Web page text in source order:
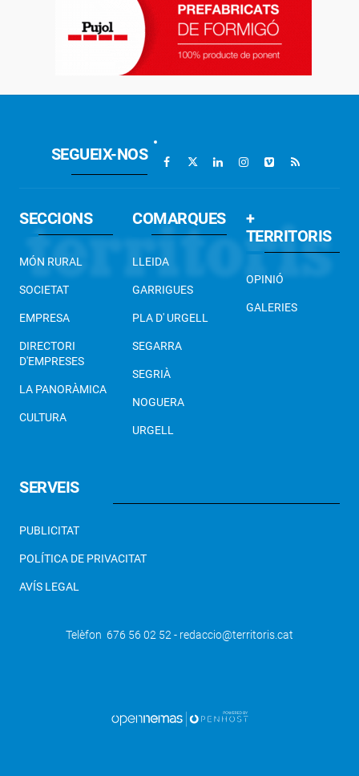
SEGUEIX-NOS
SECCIONS
MÓN RURAL
SOCIETAT
EMPRESA
DIRECTORI
D'EMPRESES
LA PANORÀMICA
CULTURA
COMARQUES
LLEIDA
GARRIGUES
PLA D' URGELL
SEGARRA
SEGRIÀ
NOGUERA
URGELL
+
TERRITORIS
OPINIÓ
GALERIES
SERVEIS
PUBLICITAT
POLÍTICA DE PRIVACITAT
AVÍS LEGAL
Telèfon 676 56 02 52 - redaccio@territoris.cat